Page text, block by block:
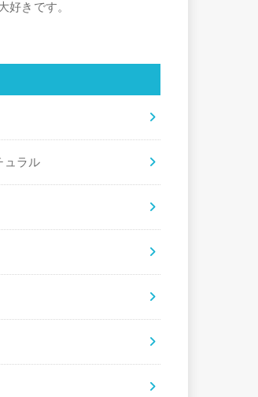
好きです。
ュラル